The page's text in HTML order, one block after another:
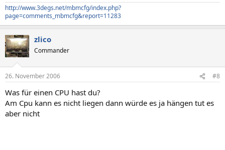
http://www.3degs.net/mbmcfg/index.php?
page=comments_mbmcfg&report=11283
zlico
Commander
26. November 2006 #8
Was für einen CPU hast du?
Am Cpu kann es nicht liegen dann würde es ja hängen tut es
aber nicht